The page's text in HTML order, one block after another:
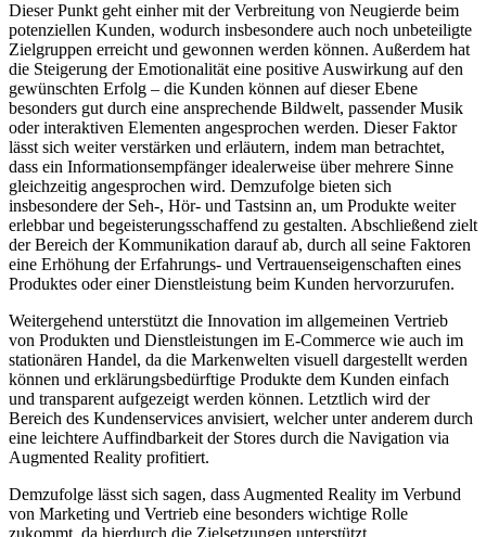
Dieser Punkt geht einher mit der Verbreitung von Neugierde beim
potenziellen Kunden, wodurch insbesondere auch noch unbeteiligte
Zielgruppen erreicht und gewonnen werden können. Außerdem hat
die Steigerung der Emotionalität eine positive Auswirkung auf den
gewünschten Erfolg – die Kunden können auf dieser Ebene
besonders gut durch eine ansprechende Bildwelt, passender Musik
oder interaktiven Elementen angesprochen werden. Dieser Faktor
lässt sich weiter verstärken und erläutern, indem man betrachtet,
dass ein Informationsempfänger idealerweise über mehrere Sinne
gleichzeitig angesprochen wird. Demzufolge bieten sich
insbesondere der Seh-, Hör- und Tastsinn an, um Produkte weiter
erlebbar und begeisterungsschaffend zu gestalten. Abschließend zielt
der Bereich der Kommunikation darauf ab, durch all seine Faktoren
eine Erhöhung der Erfahrungs- und Vertrauenseigenschaften eines
Produktes oder einer Dienstleistung beim Kunden hervorzurufen.
Weitergehend unterstützt die Innovation im allgemeinen Vertrieb
von Produkten und Dienstleistungen im E-Commerce wie auch im
stationären Handel, da die Markenwelten visuell dargestellt werden
können und erklärungsbedürftige Produkte dem Kunden einfach
und transparent aufgezeigt werden können. Letztlich wird der
Bereich des Kundenservices anvisiert, welcher unter anderem durch
eine leichtere Auffindbarkeit der Stores durch die Navigation via
Augmented Reality profitiert.
Demzufolge lässt sich sagen, dass Augmented Reality im Verbund
von Marketing und Vertrieb eine besonders wichtige Rolle